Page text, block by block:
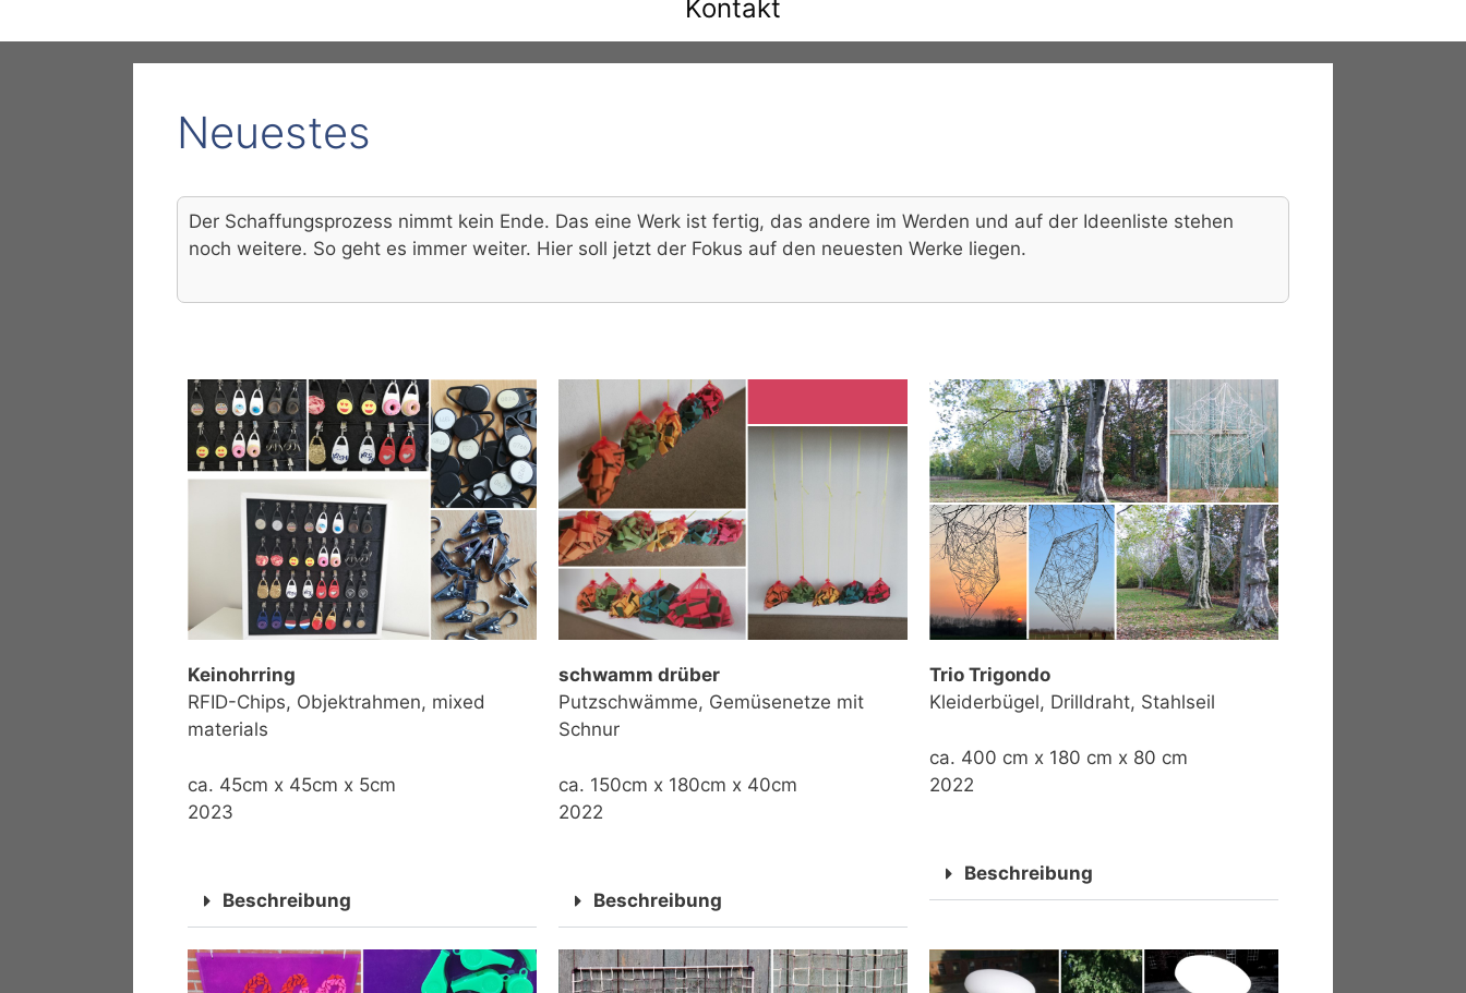
Kontakt
Neuestes
Der Schaffungsprozess nimmt kein Ende. Das eine Werk ist fertig, das andere im Werden und auf der Ideenliste stehen
noch weitere. So geht es immer weiter. Hier soll jetzt der Fokus auf den neuesten Werke liegen.
Keinohrring
RFID-Chips, Objektrahmen, mixed
materials
ca. 45cm x 45cm x 5cm
2023
Beschreibung
schwamm drüber
Putzschwämme, Gemüsenetze mit
Schnur
ca. 150cm x 180cm x 40cm
2022
Beschreibung
Trio Trigondo
Kleiderbügel, Drilldraht, Stahlseil
ca. 400 cm x 180 cm x 80 cm
2022
Beschreibung